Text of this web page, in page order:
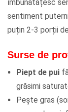
îmbunătățesc
sentiment
puțin 2-3 porții
Surse de
Piept de pui
grăsimi
Pește gras